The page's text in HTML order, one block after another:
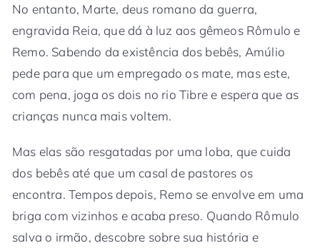
No entanto, Marte, deus romano da guerra,
engravida Reia, que dá à luz aos gêmeos Rômulo e
Remo. Sabendo da existência dos bebês, Amúlio
pede para que um empregado os mate, mas este,
com pena, joga os dois no rio Tibre e espera que as
crianças nunca mais voltem.
Mas elas são resgatadas por uma loba, que cuida
dos bebês até que um casal de pastores os
encontra. Tempos depois, Remo se envolve em uma
briga com vizinhos e acaba preso. Quando Rômulo
salva o irmão, descobre sobre sua história e